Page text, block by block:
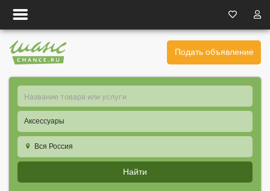
Подать объявление
Аксессуары
Вся Россия
Найти